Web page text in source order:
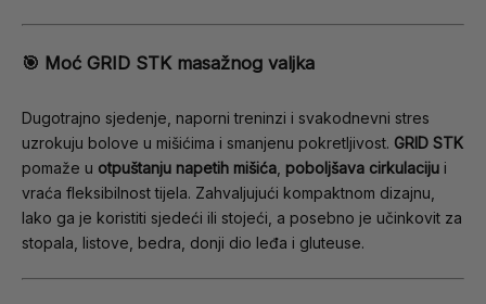
🎯 Moć GRID STK masažnog valjka
Dugotrajno sjedenje, naporni treninzi i svakodnevni stres
uzrokuju bolove u mišićima i smanjenu pokretljivost. GRID STK
pomaže u otpuštanju napetih mišića poboljšava cirkulaciju i
vraća fleksibilnost tijela. Zahvaljujući kompaktnom dizajnu,
lako ga je koristiti sjedeći ili stojeći, a posebno je učinkovit za
stopala, listove, bedra, donji dio leđa i gluteuse.